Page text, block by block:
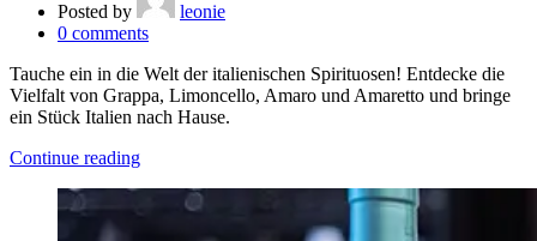
Posted by
leonie
0 comments
Tauche ein in die Welt der italienischen Spirituosen! Entdecke die
Vielfalt von Grappa, Limoncello, Amaro und Amaretto und bringe
ein Stück Italien nach Hause.
Continue reading